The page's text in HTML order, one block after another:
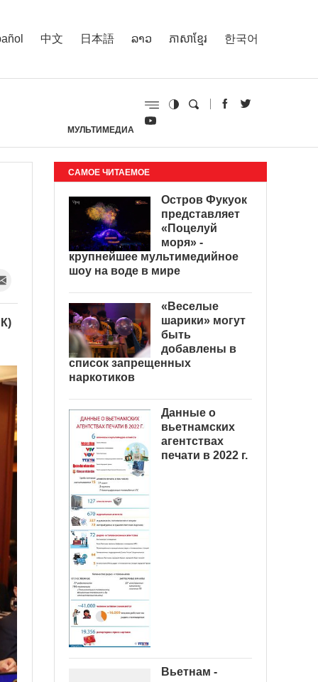
中文 日本語 ລາວ ភាសាខ្មែរ 한국어
МУЛЬТИМЕДИА
САМОЕ ЧИТАЕМОЕ
Остров Фукуок
представляет
«Поцелуй
моря» -
крупнейшее мультимедийное
шоу на воде в мире
«Веселые
шарики» могут
быть
добавлены в
список запрещенных
наркотиков
Данные о
вьетнамских
агентствах
печати в 2022 г.
Вьетнам -